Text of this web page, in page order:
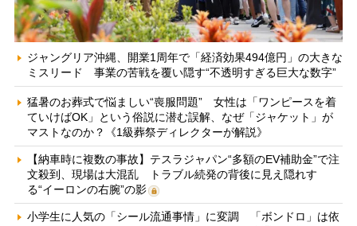
ジャングリア沖縄、開業1周年で「経済効果494億円」の大きな
ミスリード 事業の苦戦を覆い隠す“不透明すぎる巨大な数字”
猛暑のお葬式で悩ましい“喪服問題” 女性は「ワンピースを着
ていけばOK」という俗説に潜む誤解、なぜ「ジャケット」が
マストなのか？《1級葬祭ディレクターが解説》
【納車時に複数の事故】テスラジャパン“多額のEV補助金”で注
文殺到、現場は大混乱 トラブル続発の背後に見え隠れす
る“イーロンの右腕”の影
小学生に人気の「シール流通事情」に変調 「ボンドロ」は依